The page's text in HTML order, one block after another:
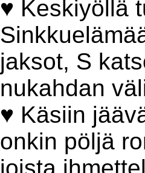
♥ Keskiyöllä
jaksot, S
nukahdan
♥ Käsiin
onkin pöljä
joista